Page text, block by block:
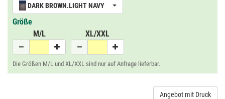
DARK BROWN.LIGHT NAVY
Größe
M/L
XL/XXL
Die Größen M/L und XL/XXL sind nur auf Anfrage lieferbar.
Angebot mit Druck